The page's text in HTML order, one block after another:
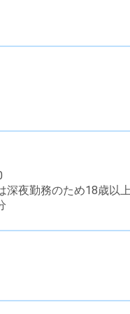
深夜勤務のため18歳以